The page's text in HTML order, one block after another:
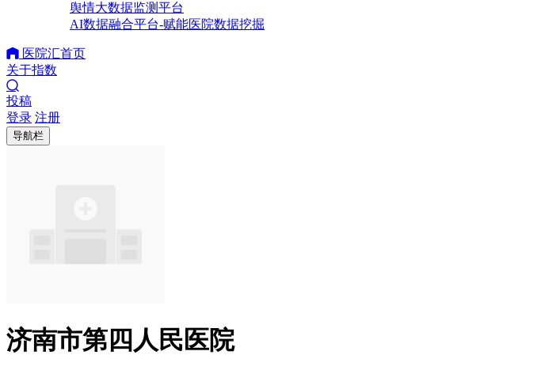
舆情大数据监测平台
AI数据融合平台-赋能医院数据挖掘
医院汇首页
关于指数
投稿
登录 注册
导航栏
济南市第四人民医院